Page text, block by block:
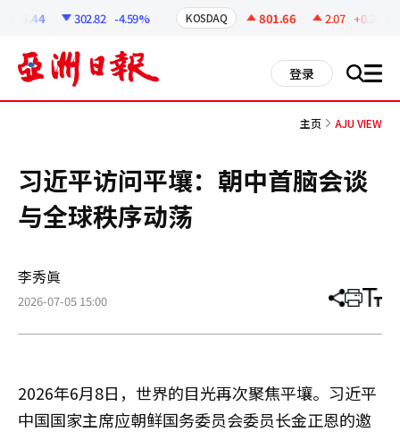
302.82 -4.59% KOSDAQ 801.66 2.07 +0.26%
登录 搜 all
主页 AJU VIEW
习近平访问平壤：朝中首脑会谈
与全球秩序动荡
李秀眞
2026-07-05 15:00 分
章
打 调
小
2026年6月8日，世界的目光再次聚焦平壤。习近平
中国国家主席应朝鲜国务委员会委员长金正恩的邀